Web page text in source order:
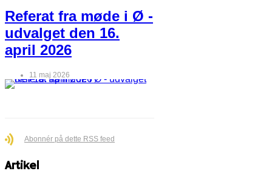
Referat fra møde i Ø -
udvalget den 16.
april 2026
11 maj 2026
Abonnér på dette RSS feed
Artikel